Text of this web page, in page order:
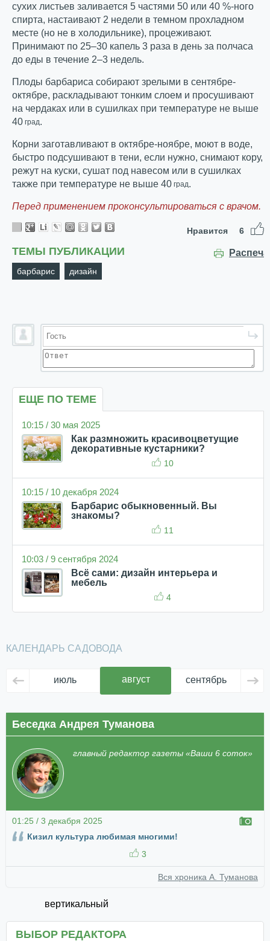
сухих листьев заливается 5 частями 50 или 40 %-ного
спирта, настаивают 2 недели в темном прохладном
месте (но не в холодильнике), процеживают.
Принимают по 25–30 капель 3 раза в день за полчаса
до еды в течение 2–3 недель.
Плоды барбариса собирают зрелыми в сентябре-
октябре, раскладывают тонким слоем и просушивают
на чердаках или в сушилках при температуре не выше
40 град.
Корни заготавливают в октябре-ноябре, моют в воде,
быстро подсушивают в тени, если нужно, снимают кору,
режут на куски, сушат под навесом или в сушилках
также при температуре не выше 40 град.
Перед применением проконсультироваться с врачом.
Нравится 6
ТЕМЫ ПУБЛИКАЦИИ
барбарис дизайн
ЕЩЕ ПО ТЕМЕ
10:15 / 30 мая 2025
Как размножить красивоцветущие
декоративные кустарники?
10
10:15 / 10 декабря 2024
Барбарис обыкновенный. Вы
знакомы?
11
10:03 / 9 сентября 2024
Всё сами: дизайн интерьера и
мебель
4
КАЛЕНДАРЬ САДОВОДА
июль август сентябрь
Беседка Андрея Туманова
главный редактор газеты «Ваши 6 соток»
01:25 / 3 декабря 2025
Кизил культура любимая многими!
3
Вся хроника А. Туманова
вертикальный
ВЫБОР РЕДАКТОРА